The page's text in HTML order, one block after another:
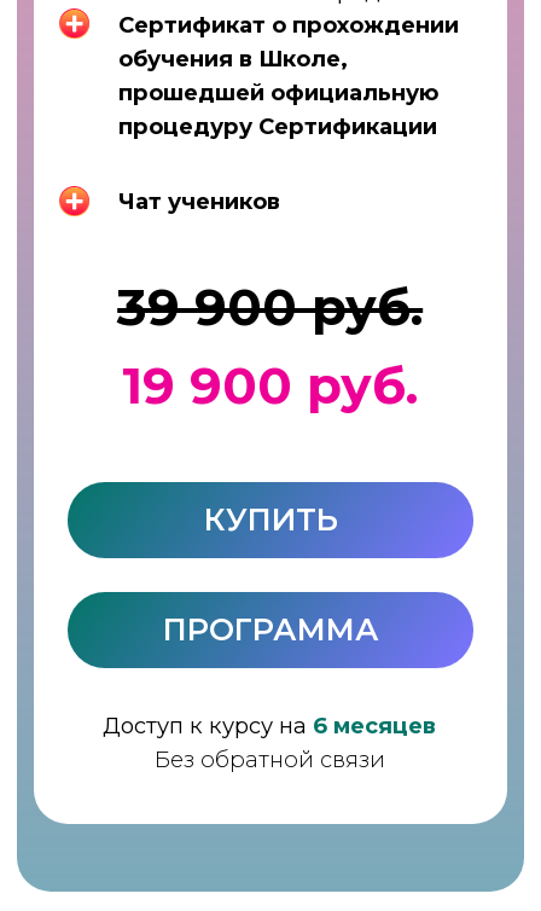
Чат с куратором и Кристиной
на 8 недель
КУПИТЬ
35 900 руб.
2 992 ₽/ 12 мес.
105 900 руб.
Доступ к курсу на 1 год
Проверка дз куратором
Курс «Ароматная
ПРОФЕССИЯ